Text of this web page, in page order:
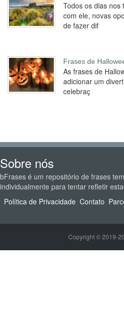
Todos os dias nos
com ele, novas
de fazer dif
Frases de
As frases de
adicionar um
celebraç
Sobre nós
bFrases é um repositório de frases
individualmente para tentar refletir
Política de Privacidade Contato
Copyright © 2019-